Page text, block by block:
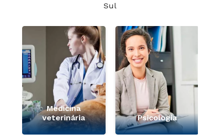
Sul
Medicina
veterinária
Psicologia